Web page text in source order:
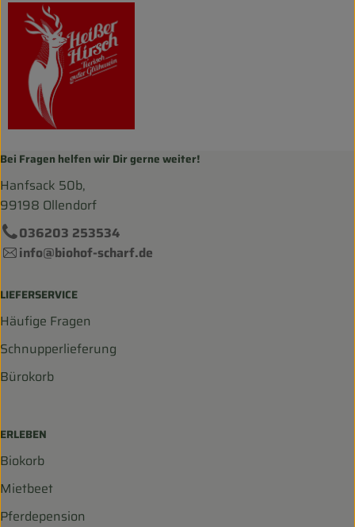
Bei Fragen helfen wir Dir gerne weiter!
Hanfsack 50b,
99198 Ollendorf
036203 253534
info@biohof-scharf.de
LIEFERSERVICE
Häufige Fragen
Schnupperlieferung
Bürokorb
ERLEBEN
Biokorb
Mietbeet
Pferdepension